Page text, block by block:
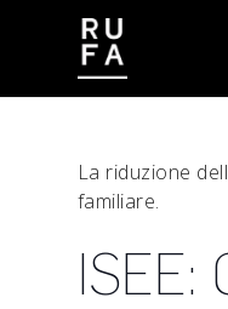
CONTATTI
La riduzione
familiare.
ISEE: